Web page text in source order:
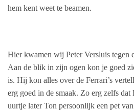
hem kent weet te beamen.
Hier kwamen wij Peter Versluis tegen
Aan de blik in zijn ogen kon je goed
is. Hij kon alles over de Ferrari’s
erg goed in de smaak. Zo erg zelfs dat
uurtje later Ton persoonlijk een pet